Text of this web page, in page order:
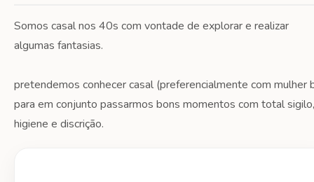
Somos casal nos 40s com vontade de explorar e realizar
algumas fantasias.
pretendemos conhecer casal (preferencialmente com mulher
para em conjunto passarmos bons momentos com total sigilo,
higiene e discrição.